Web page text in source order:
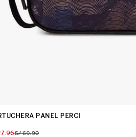
PANEL PERCI
.96S/69.90